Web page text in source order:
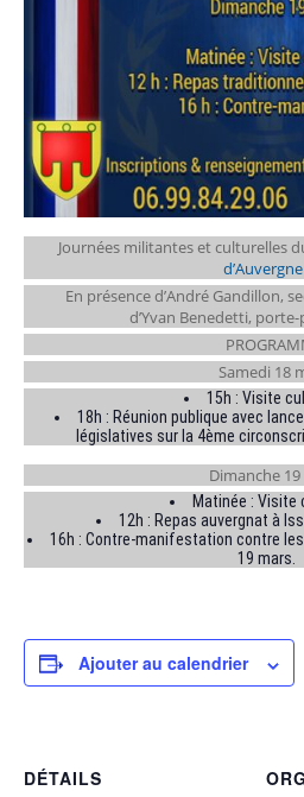
Journées militantes et culturelles
d’Auvergne
En présence d’André Gandillon,
d’Yvan Benedetti,
Samedi 18
15h : Visite
18h : Réunion publique avec
législatives sur la 4ème
Dimanche
Matinée : Visite
12h : Repas auvergnat à
16h : Contre-manifestation contre
19 mars.
Ajouter au calendrier
DÉTAILS